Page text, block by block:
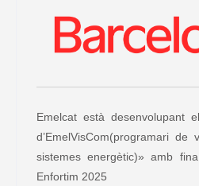
Emelcat està desenvolupant
d’EmelVisCom(programari
sistemes energètic)» amb
Enfortim 2025